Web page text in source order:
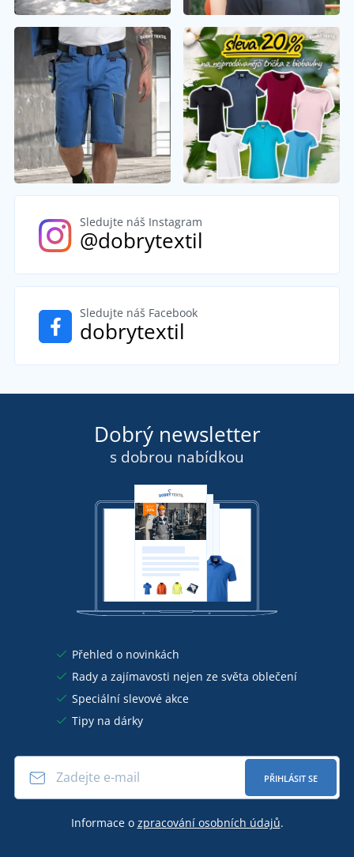
Sledujte náš Instagram
@dobrytextil
Sledujte náš Facebook
dobrytextil
Dobrý newsletter
s dobrou nabídkou
Přehled o novinkách
Rady a zajímavosti nejen ze světa oblečení
Speciální slevové akce
Tipy na dárky
PŘIHLÁSIT SE
Informace o zpracování osobních údajů.